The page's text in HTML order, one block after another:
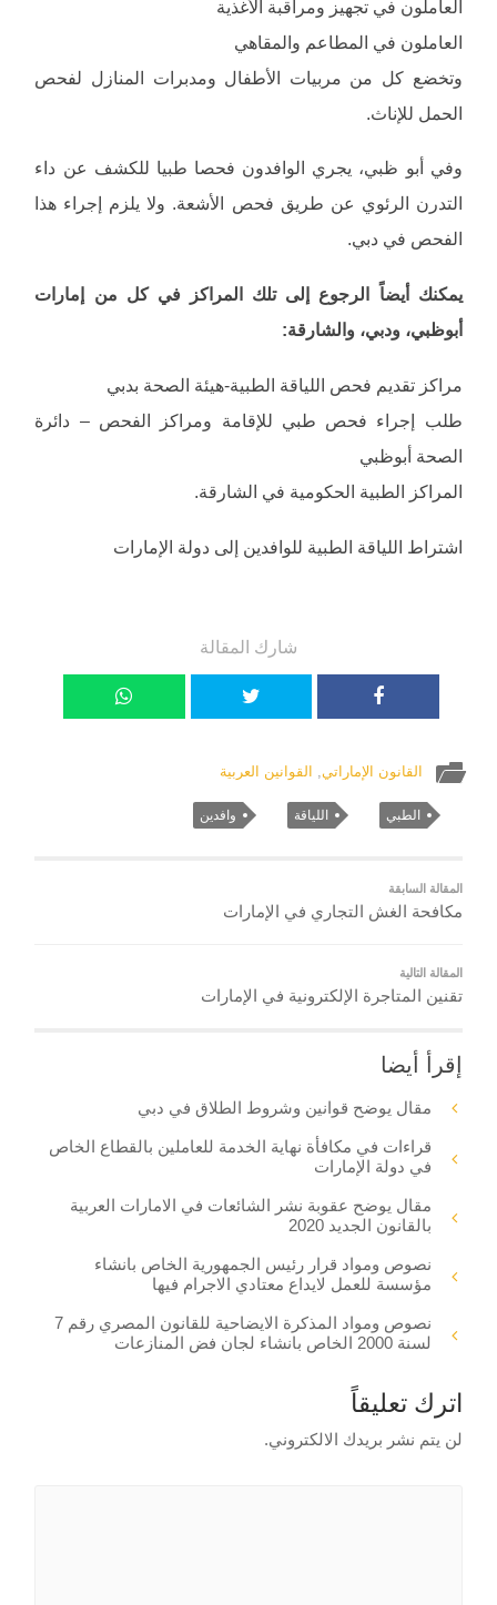
العاملون في تجهيز ومراقبة الأغذية
العاملون في المطاعم والمقاهي
وتخضع كل من مربيات الأطفال ومدبرات المنازل لفحص
الحمل للإناث.
وفي أبو ظبي، يجري الوافدون فحصا طبيا للكشف عن داء
التدرن الرئوي عن طريق فحص الأشعة. ولا يلزم إجراء هذا
الفحص في دبي.
يمكنك أيضاً الرجوع إلى تلك المراكز في كل من إمارات
أبوظبي، ودبي، والشارقة:
مراكز تقديم فحص اللياقة الطبية-هيئة الصحة بدبي
طلب إجراء فحص طبي للإقامة ومراكز الفحص – دائرة
الصحة أبوظبي
المراكز الطبية الحكومية في الشارقة.
اشتراط اللياقة الطبية للوافدين إلى دولة الإمارات
شارك المقالة
القانون الإماراتي القوانين العربية
الطبي اللياقة وافدين
المقالة السابقة
مكافحة الغش التجاري في الإمارات
المقالة التالية
تقنين المتاجرة الإلكترونية في الإمارات
إقرأ أيضا
مقال يوضح قوانين وشروط الطلاق في دبي
قراءات في مكافأة نهاية الخدمة للعاملين بالقطاع الخاص
في دولة الإمارات
مقال يوضح عقوبة نشر الشائعات في الامارات العربية
بالقانون الجديد 2020
نصوص ومواد قرار رئيس الجمهورية الخاص بانشاء
مؤسسة للعمل لايداع معتادي الاجرام فيها
نصوص ومواد المذكرة الايضاحية للقانون المصري رقم 7
لسنة 2000 الخاص بانشاء لجان فض المنازعات
اترك تعليقاً
لن يتم نشر بريدك الالكتروني.